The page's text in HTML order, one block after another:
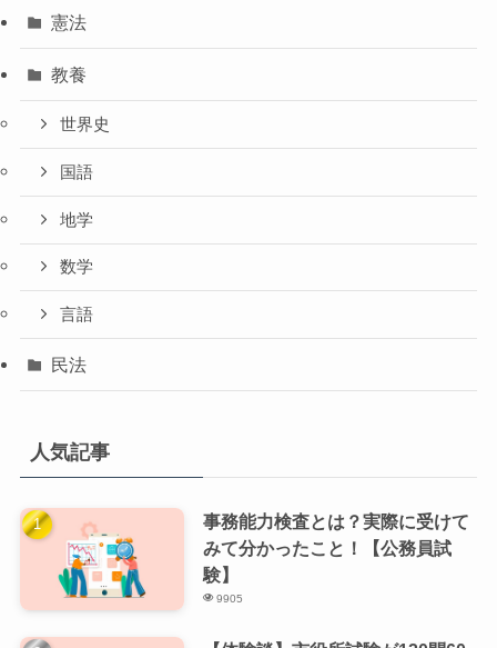
憲法
教養
世界史
国語
地学
数学
言語
民法
人気記事
事務能力検査とは？実際に受けて
みて分かったこと！【公務員試
験】
9905